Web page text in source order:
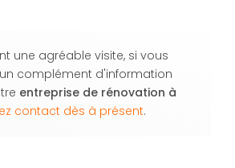
une agréable visite, si vous
complément d'information
entreprise de rénovation à
contact dès à présent.